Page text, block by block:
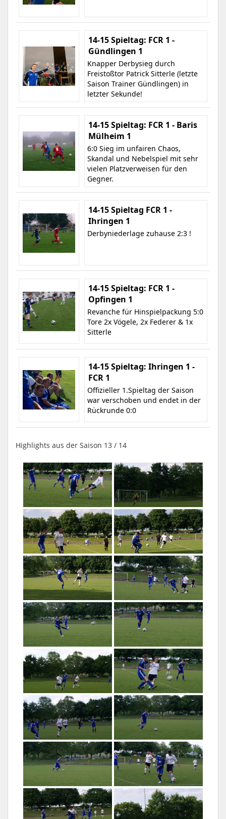
14-15 Spieltag: FCR 1 -
Gündlingen 1
Knapper Derbysieg durch
Freistoßtor Patrick Sitterle (letzte
Saison Trainer Gündlingen) in
letzter Sekunde!
14-15 Spieltag: FCR 1 - Baris
Mülheim 1
6:0 Sieg im unfairen Chaos,
Skandal und Nebelspiel mit sehr
vielen Platzverweisen für den
Gegner.
14-15 Spieltag FCR 1 -
Ihringen 1
Derbyniederlage zuhause 2:3 !
14-15 Spieltag: FCR 1 -
Opfingen 1
Revanche für Hinspielpackung 5:0
Tore 2x Vögele, 2x Federer & 1x
Sitterle
14-15 Spieltag: Ihringen 1 -
FCR 1
Offizieller 1.Spieltag der Saison
war verschoben und endet in der
Rückrunde 0:0
Highlights aus der Saison 13 / 14